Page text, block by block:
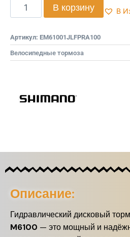
В корзину В
Артикул: EM61001JLFPRA100
Велосипедные тормоза
Описание:
Гидравлический дисковый
M6100 — это мощный и